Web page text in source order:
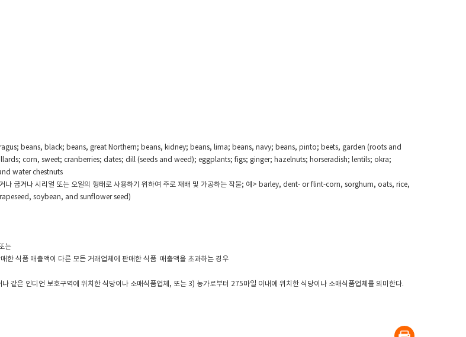
beans, black; beans, great Northern; beans, kidney; beans, lima; beans, navy; beans, pinto; beets, garden (roots and
corn, sweet; cranberries; dates; dill (seeds and weed); eggplants; figs; ginger; hazelnuts; horseradish; lentils; okra;
water chestnuts
나 굽거나 시리얼 또는 오일의 형태로 사용하기 위하여 주로 재배 및 가공하는 작물; 예> barley, dent- or flint-corn, sorghum, oats, rice,
soybean, and sunflower seed)
는
식품 매출액이 다른 모든 거래업체에 판매한 식품 매출액을 초과하는 경우
같은 인디언 보호구역에 위치한 식당이나 소매식품업체, 또는 3) 농가로부터 275마일 이내에 위치한 식당이나 소매식품업체를 의미한다.